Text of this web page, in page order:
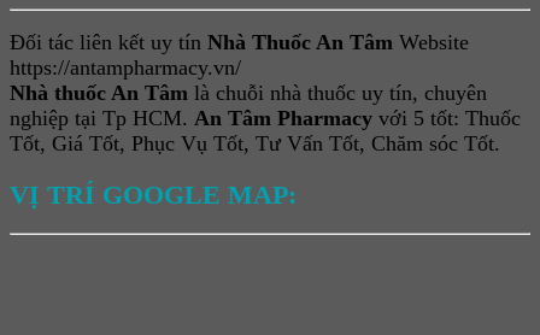
Đối tác liên kết uy tín Nhà Thuốc An Tâm Website
https://antampharmacy.vn/
Nhà thuốc An Tâm là chuỗi nhà thuốc uy tín, chuyên
nghiệp tại Tp HCM. An Tâm Pharmacy với 5 tốt: Thuốc
Tốt, Giá Tốt, Phục Vụ Tốt, Tư Vấn Tốt, Chăm sóc Tốt.
VỊ TRÍ GOOGLE MAP: